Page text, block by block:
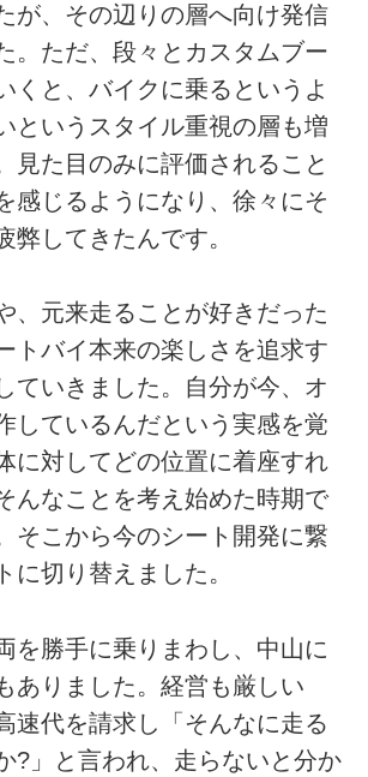
が、その辺りの層へ向け発信
。ただ、段々とカスタムブー
くと、バイクに乗るというよ
というスタイル重視の層も増
見た目のみに評価されること
感じるようになり、徐々にそ
弊してきたんです。
、元来走ることが好きだった
トバイ本来の楽しさを追求す
ていきました。自分が今、オ
しているんだという実感を覚
に対してどの位置に着座すれ
んなことを考え始めた時期で
そこから今のシート開発に繋
に切り替えました。
を勝手に乗りまわし、中山に
ありました。経営も厳しい
速代を請求し「そんなに走る
?」と言われ、走らないと分か